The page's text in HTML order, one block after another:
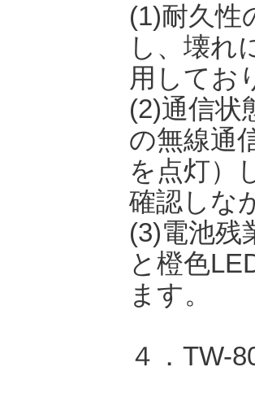
(1)耐久性
し、壊れ
用してお
(2)通信状
の無線通
を点灯）
確認しな
(3)電池残
と橙色
ます。
４．TW-